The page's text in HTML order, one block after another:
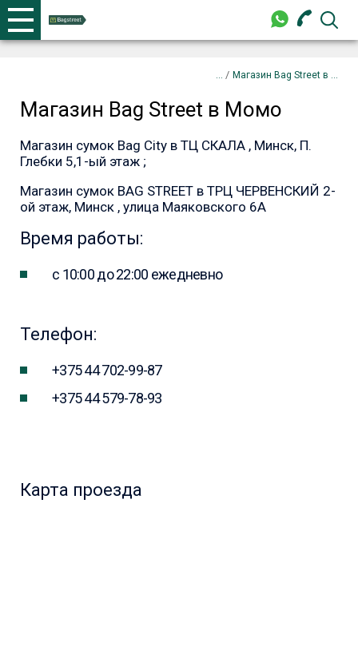
+375 44 702-99-87
+375 44 702-99-87
/ Магазин Bag Street в ...
Магазин Bag Street в Момо
Магазин сумок Bag City в ТЦ СКАЛА , Минск, П.
Глебки 5,1-ый этаж ;
Магазин сумок BAG STREET в ТРЦ ЧЕРВЕНСКИЙ 2-
ой этаж, Минск , улица Маяковского 6А
Время работы:
с 10:00 до 22:00 ежедневно
Телефон:
+375 44 702-99-87
+375 44 579-78-93
Карта проезда